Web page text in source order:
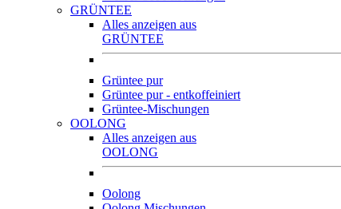
GRÜNTEE
Alles anzeigen aus
GRÜNTEE
Grüntee pur
Grüntee pur - entkoffeiniert
Grüntee-Mischungen
OOLONG
Alles anzeigen aus
OOLONG
Oolong